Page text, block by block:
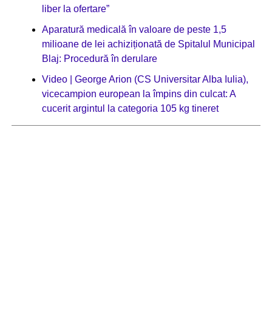
liber la ofertare”
Aparatură medicală în valoare de peste 1,5
milioane de lei achiziționată de Spitalul Municipal
Blaj: Procedură în derulare
Video | George Arion (CS Universitar Alba Iulia),
vicecampion european la împins din culcat: A
cucerit argintul la categoria 105 kg tineret